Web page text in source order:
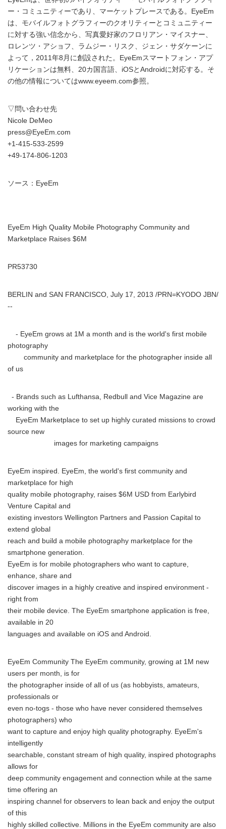
ー・コミュニティーであり、マーケットプレースである。EyeEm
は、モバイルフォトグラフィーのクオリティーとコミュニティー
に対する強い信念から、写真愛好家のフロリアン・マイスナー、
ロレンツ・アショフ、ラムジー・リスク、ジェン・サダケーンに
よって，2011年8月に創設された。EyeEmスマートフォン・アプ
リケーションは無料、20カ国言語、iOSとAndroidに対応する。そ
の他の情報についてはwww.eyeem.com参照。
▽問い合わせ先
Nicole DeMeo
press@EyeEm.com
+1-415-533-2599
+49-174-806-1203
ソース：EyeEm
EyeEm High Quality Mobile Photography Community and
Marketplace Raises $6M
PR53730
BERLIN and SAN FRANCISCO, July 17, 2013 /PRN=KYODO JBN/
--
- EyeEm grows at 1M a month and is the world's first mobile
photography
community and marketplace for the photographer inside all
of us
- Brands such as Lufthansa, Redbull and Vice Magazine are
working with the
EyeEm Marketplace to set up highly curated missions to crowd
source new
images for marketing campaigns
EyeEm inspired. EyeEm, the world's first community and
marketplace for high
quality mobile photography, raises $6M USD from Earlybird
Venture Capital and
existing investors Wellington Partners and Passion Capital to
extend global
reach and build a mobile photography marketplace for the
smartphone generation.
EyeEm is for mobile photographers who want to capture,
enhance, share and
discover images in a highly creative and inspired environment -
right from
their mobile device. The EyeEm smartphone application is free,
available in 20
languages and available on iOS and Android.
EyeEm Community The EyeEm community, growing at 1M new
users per month, is for
the photographer inside of all of us (as hobbyists, amateurs,
professionals or
even no-togs - those who have never considered themselves
photographers) who
want to capture and enjoy high quality photography. EyeEm's
intelligently
searchable, constant stream of high quality, inspired photographs
allows for
deep community engagement and connection while at the same
time offering an
inspiring channel for observers to lean back and enjoy the output
of this
highly skilled collective. Millions in the EyeEm community are also